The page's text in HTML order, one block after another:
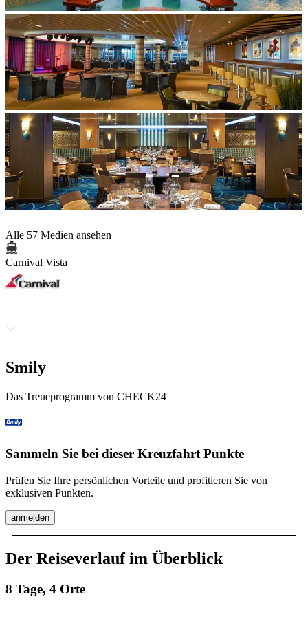
Alle 57 Medien ansehen
Carnival Vista
Smily
Das Treueprogramm von CHECK24
Sammeln Sie bei dieser Kreuzfahrt Punkte
Prüfen Sie Ihre persönlichen Vorteile und profitieren Sie von
exklusiven Punkten.
anmelden
Der Reiseverlauf im Überblick
8 Tage, 4 Orte